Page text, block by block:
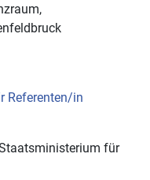
Referenten/in
für